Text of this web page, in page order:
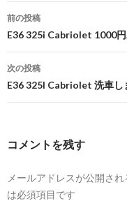
投
稿
ナ
ゲ
シ
前の投稿
E36 325i Cabriolet 1000
次の投稿
E36 325I Cabriolet 洗車し
コメントを残す
メールアドレスが公開され
は必須項目です